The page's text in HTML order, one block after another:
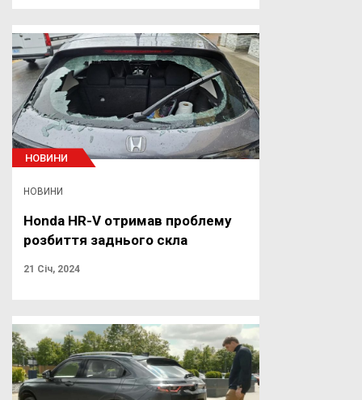
НОВИНИ
НОВИНИ
Honda HR-V отримав проблему
розбиття заднього скла
21 Січ, 2024